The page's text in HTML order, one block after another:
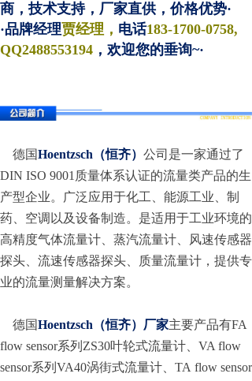
商，技术支持，厂家直供，价格优势·
·品牌经理贾经理， 电话183-1700-0758,
QQ2488553194 ，欢迎您的垂询~·
德国Hoentzsch（恒齐） 公司是一家通过了
DIN ISO 9001质量体系认证的流量类产品的生
产型企业。广泛应用于化工、能源工业、制
药、空调以及设备制造。是适用于工业环境的
高精度气体流量计、蒸汽流量计、风速传感器
探头、流速传感器探头、质量流量计，提供专
业的流量测量解决方案。
德国Hoentzsch（恒齐）厂家主要产品有FA
flow sensor系列ZS30叶轮式流量计、VA flow
sensor系列VA40涡街式流量计、TA flow sensor